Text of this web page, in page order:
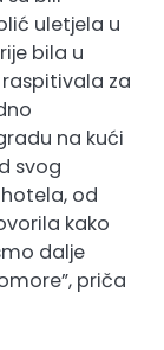
uletjela u
bila u
za
na kući
svog
od
kako
dalje
priča